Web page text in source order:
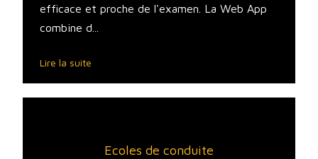
efficace et proche de l'examen. La Web App
combine d...
Lire la suite
Ecoles de conduite